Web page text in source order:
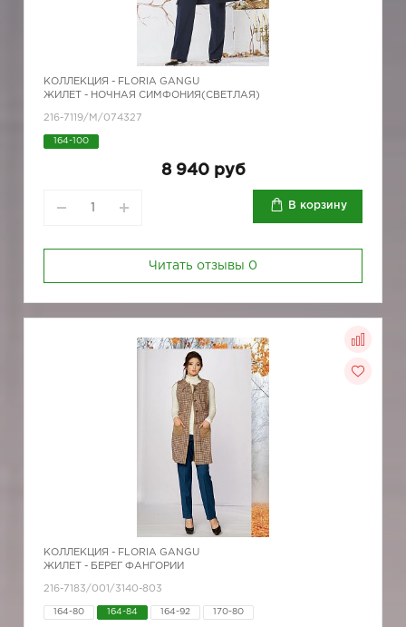
КОЛЛЕКЦИЯ - FLORIA GANGU
ЖИЛЕТ - НОЧНАЯ СИМФОНИЯ(СВЕТЛАЯ)
216-7119/М/074327
164-100
8 940 руб
В корзину
Читать отзывы 0
КОЛЛЕКЦИЯ - FLORIA GANGU
ЖИЛЕТ - БЕРЕГ ФАНГОРИИ
216-7183/001/3140-803
164-80 164-84 164-92 170-80